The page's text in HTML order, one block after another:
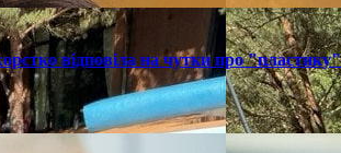
відповіла на чутки про